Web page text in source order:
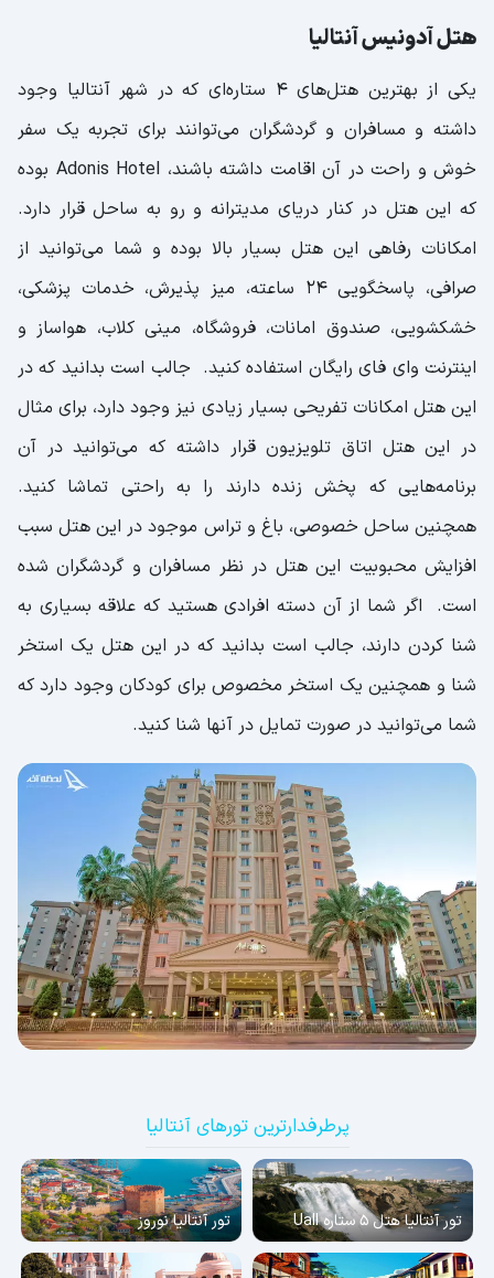
هتل لابوتیک
هتل یالیهان
هتل آدونیس آنتالیا
یکی از بهترین هتل‌های ۴ ستاره‌ای که در شهر آنتالیا وجود
داشته و مسافران و گردشگران می‌توانند برای تجربه یک سفر
خوش و راحت در آن اقامت داشته باشند، Adonis Hotel بوده
که این هتل در کنار دریای مدیترانه و رو به ساحل قرار دارد.
امکانات رفاهی این هتل بسیار بالا بوده و شما می‌توانید از
صرافی، پاسخگویی ۲۴ ساعته، میز پذیرش، خدمات پزشکی،
خشکشویی، صندوق امانات، فروشگاه، مینی کلاب، هواساز و
اینترنت وای فای رایگان استفاده کنید. جالب است بدانید که در
این هتل امکانات تفریحی بسیار زیادی نیز وجود دارد، برای مثال
در این هتل اتاق تلویزیون قرار داشته که می‌توانید در آن
برنامه‌هایی که پخش زنده دارند را به راحتی تماشا کنید.
همچنین ساحل خصوصی، باغ و تراس موجود در این هتل سبب
افزایش محبوبیت این هتل در نظر مسافران و گردشگران شده
است. اگر شما از آن دسته افرادی هستید که علاقه بسیاری به
شنا کردن دارند، جالب است بدانید که در این هتل یک استخر
شنا و همچنین یک استخر مخصوص برای کودکان وجود دارد که
شما می‌توانید در صورت تمایل در آنها شنا کنید.
پرطرفدارترین تورهای آنتالیا
تور آنتالیا هتل 5 ستاره Uall تور آنتالیا نوروز